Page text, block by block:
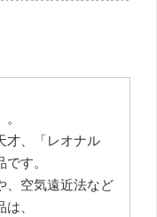
才、「レオナル
す。
、空気遠近法など
、